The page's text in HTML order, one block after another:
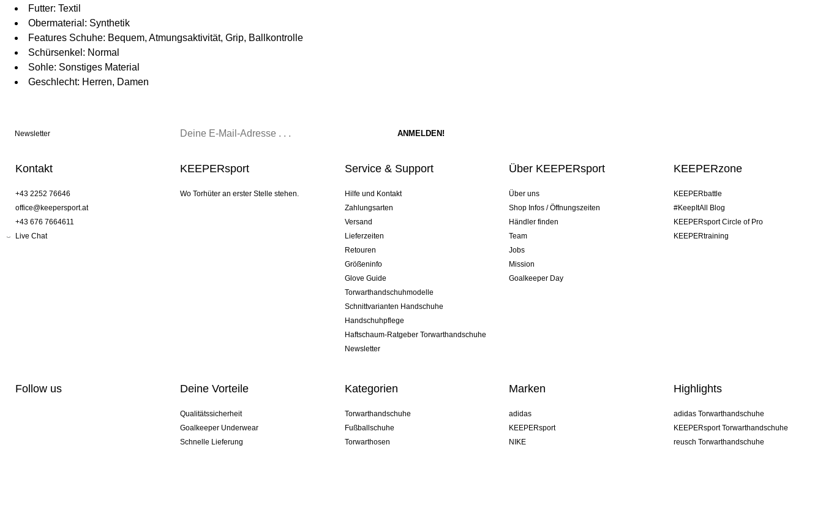
Futter: Textil
Obermaterial: Synthetik
Features Schuhe: Bequem, Atmungsaktivität, Grip, Ballkontrolle
Schürsenkel: Normal
Sohle: Sonstiges Material
Geschlecht: Herren, Damen
Newsletter
Kontakt
+43 2252 76646
office@keepersport.at
+43 676 7664611
Live Chat
KEEPERsport
Wo Torhüter an erster Stelle stehen.
Service & Support
Hilfe und Kontakt
Zahlungsarten
Versand
Lieferzeiten
Retouren
Größeninfo
Glove Guide
Torwarthandschuhmodelle
Schnittvarianten Handschuhe
Handschuhpflege
Haftschaum-Ratgeber Torwarthandschuhe
Newsletter
Über KEEPERsport
Über uns
Shop Infos / Öffnungszeiten
Händler finden
Team
Jobs
Mission
Goalkeeper Day
KEEPERzone
KEEPERbattle
#KeepItAll Blog
KEEPERsport Circle of Pro
KEEPERtraining
Follow us Deine Vorteile
Qualitätssicherheit
Goalkeeper Underwear
Schnelle Lieferung
Kategorien
Torwarthandschuhe
Fußballschuhe
Torwarthosen
Marken
adidas
KEEPERsport
NIKE
Highlights
adidas Torwarthandschuhe
KEEPERsport Torwarthandschuhe
reusch Torwarthandschuhe